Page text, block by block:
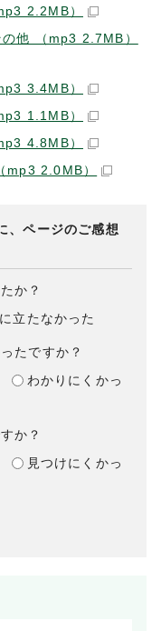
2.2MB）
他 （mp3 2.7MB）
3.4MB）
1.1MB）
4.8MB）
2.0MB）
、ページのご感想
か？
立たなかった
たですか？
わかりにくかっ
か？
見つけにくかっ